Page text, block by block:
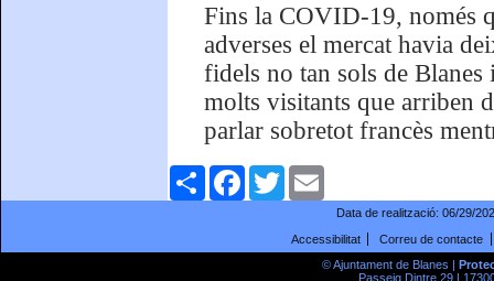
Fins la COVID-19, només
adverses el mercat havia
fidels no tan sols de
molts visitants que arriben
parlar sobretot francès
ComparteixFacebookTwitter
Data de realització: 06/29/
Accessibilitat
Correu de contacte
© Ajuntament de Blanes |
Passeig Dintre 29 |